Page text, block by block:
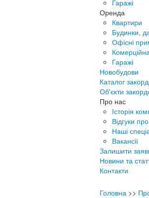
Гаражі
Оренда
Квартири
Будинки,
Офісні
Гаражі
Новобудови
Каталог
Об'єкти
Про нас
Історія
Відгуки
Наші
Вакансії
Залишити
Новини та
Контакти
Головна >>